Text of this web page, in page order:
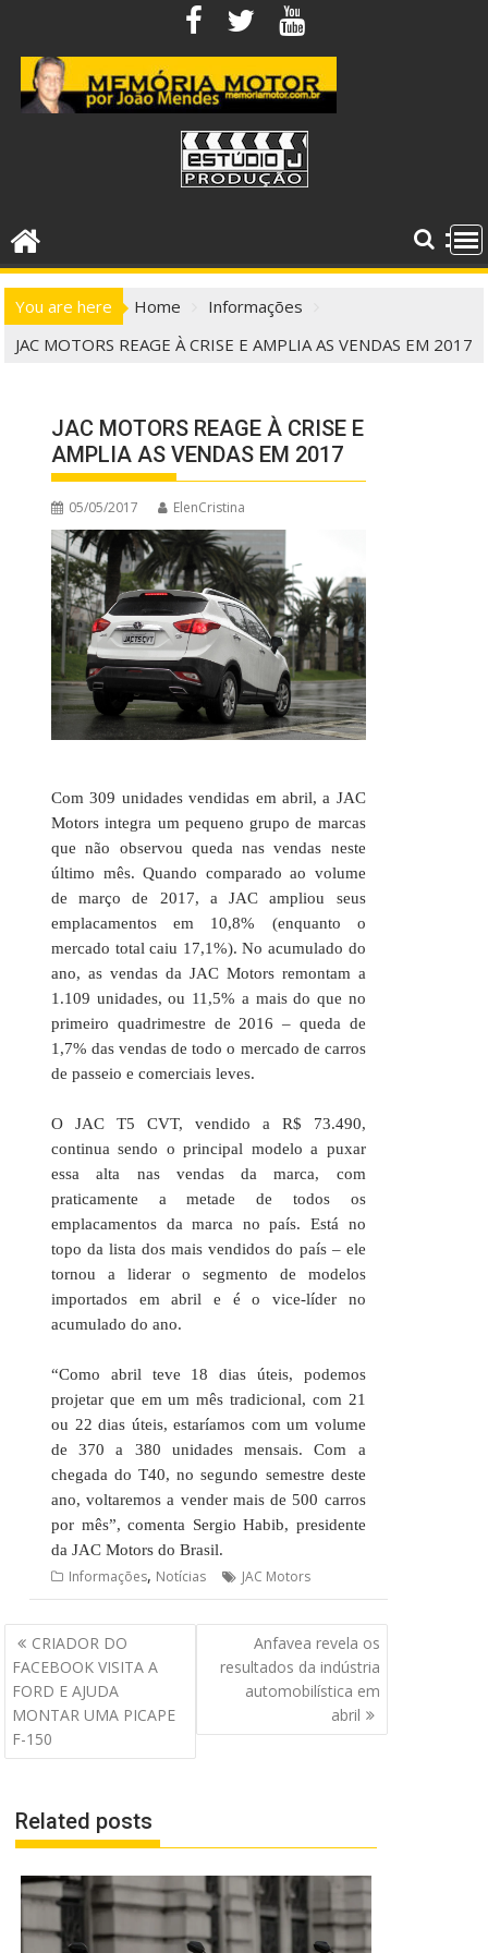
content
You are here Home
Informações
JAC MOTORS REAGE À CRISE E AMPLIA AS VENDAS EM 2017
JAC MOTORS REAGE À CRISE E
AMPLIA AS VENDAS EM 2017
05/05/2017 ElenCristina
Com 309 unidades vendidas em abril, a JAC
Motors integra um pequeno grupo de marcas
que não observou queda nas vendas neste
último mês. Quando comparado ao volume
de março de 2017, a JAC ampliou seus
emplacamentos em 10,8% (enquanto o
mercado total caiu 17,1%). No acumulado do
ano, as vendas da JAC Motors remontam a
1.109 unidades, ou 11,5% a mais do que no
primeiro quadrimestre de 2016 – queda de
1,7% das vendas de todo o mercado de carros
de passeio e comerciais leves.
O JAC T5 CVT, vendido a R$ 73.490,
continua sendo o principal modelo a puxar
essa alta nas vendas da marca, com
praticamente a metade de todos os
emplacamentos da marca no país. Está no
topo da lista dos mais vendidos do país – ele
tornou a liderar o segmento de modelos
importados em abril e é o vice-líder no
acumulado do ano.
“Como abril teve 18 dias úteis, podemos
projetar que em um mês tradicional, com 21
ou 22 dias úteis, estaríamos com um volume
de 370 a 380 unidades mensais. Com a
chegada do T40, no segundo semestre deste
ano, voltaremos a vender mais de 500 carros
por mês”, comenta Sergio Habib, presidente
da JAC Motors do Brasil.
Informações, Notícias JAC Motors
Navegação
de
Post
CRIADOR DO
FACEBOOK VISITA A
FORD E AJUDA
MONTAR UMA PICAPE
F-150
Anfavea revela os
resultados da indústria
automobilística em
abril
Related posts